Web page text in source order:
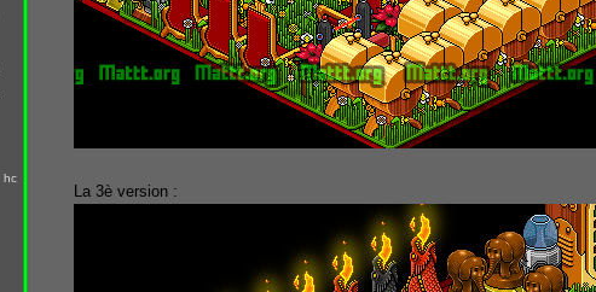
La 3è version :
hc